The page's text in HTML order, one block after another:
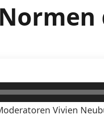
Vivien